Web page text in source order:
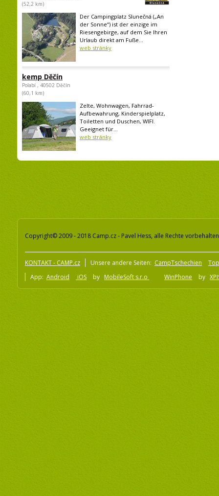
(52,2 km)
Der Campingplatz Slunečná („An
der Sonne“) ist der einzige im
Riesengebirge, auf dem Sie Ihren
Urlaub direkt am Fuße...
web stránky
kemp Děčín
Polabí , 40502 Děčín
(60,1 km)
Zelte, Wohnwagen, Fahrrad-
Aufbewahrung, Kinderspielplatz,
Toiletten und Duschen, WIFI.
Geeignet für...
web stránky
Copyright© 2009 - 2018 Camp.cz - Pavel Hess, alle Rechte vorbehalten
KONTAKT - CAMP.cz Unsere andere Seiten: CampTschechien
App: Android iOS by MobileSoft s.r.o WinPhone by